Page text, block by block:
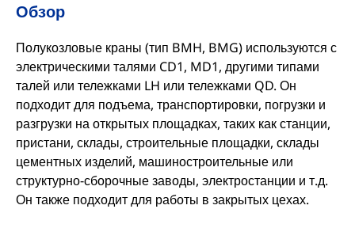
Обзор
Полукозловые краны (тип BMH, BMG) используются с
электрическими талями CD1, MD1, другими типами
талей или тележками LH или тележками QD. Он
подходит для подъема, транспортировки, погрузки и
разгрузки на открытых площадках, таких как станции,
пристани, склады, строительные площадки, склады
цементных изделий, машиностроительные или
структурно-сборочные заводы, электростанции и т.д.
Он также подходит для работы в закрытых цехах.